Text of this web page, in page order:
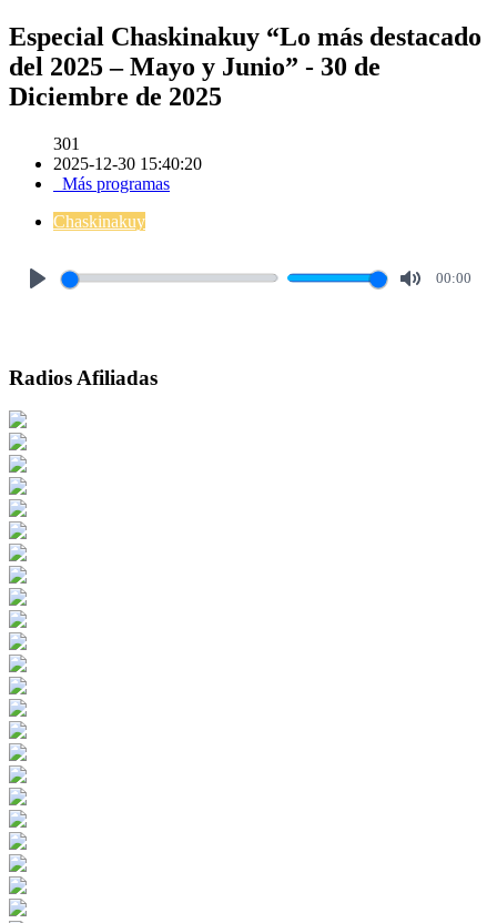
Especial Chaskinakuy “Lo más destacado
del 2025 – Mayo y Junio” - 30 de
Diciembre de 2025
301
2025-12-30 15:40:20
Más programas
Chaskinakuy
00:00
Radios Afiliadas